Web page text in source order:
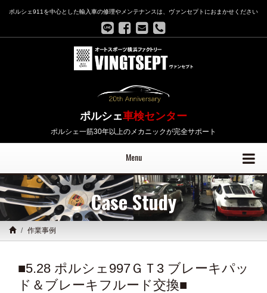
ポルシェ911を中心とした輸入車の修理やメンテナンスは、ヴァンセプトにおまかせください
ポルシェ車検センター
ポルシェ一筋30年以上のメカニックが完全サポート
Menu
Case Study
作業事例
■5.28 ポルシェ997ＧＴ3 ブレーキパッ
ド＆ブレーキフルード交換■